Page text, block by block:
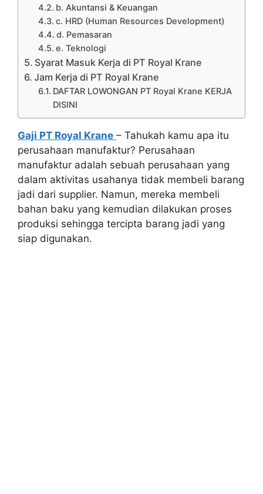
b. Akuntansi & Keuangan
c. HRD (Human Resources Development)
d. Pemasaran
e. Teknologi
Syarat Masuk Kerja di PT Royal Krane
Jam Kerja di PT Royal Krane
DAFTAR LOWONGAN PT Royal Krane KERJA
DISINI
Gaji PT Royal Krane – Tahukah kamu apa itu
perusahaan manufaktur? Perusahaan
manufaktur adalah sebuah perusahaan yang
dalam aktivitas usahanya tidak membeli barang
jadi dari supplier. Namun, mereka membeli
bahan baku yang kemudian dilakukan proses
produksi sehingga tercipta barang jadi yang
siap digunakan.